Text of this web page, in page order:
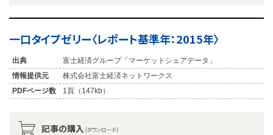
一口タイプゼリー〈レポート基準年：2015年〉
出典
富士経済グループ「マーケットシェアデータ」
情報提供元
株式会社富士経済ネットワークス
PDFページ数
1頁（147kb）
記事の購入 （ダウンロード）